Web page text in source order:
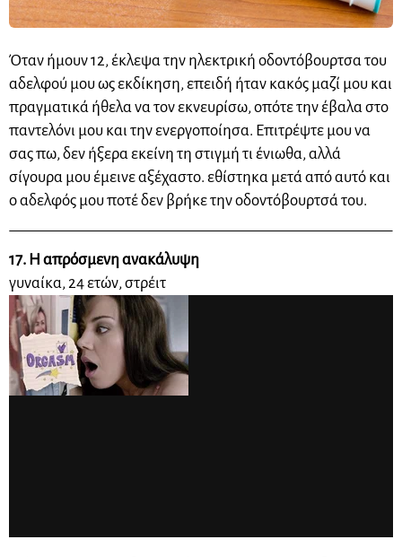
Όταν ήμουν 12, έκλεψα την ηλεκτρική οδοντόβουρτσα του
αδελφού μου ως εκδίκηση, επειδή ήταν κακός μαζί μου και
πραγματικά ήθελα να τον εκνευρίσω, οπότε την έβαλα στο
παντελόνι μου και την ενεργοποίησα. Επιτρέψτε μου να
σας πω, δεν ήξερα εκείνη τη στιγμή τι ένιωθα, αλλά
σίγουρα μου έμεινε αξέχαστο. εθίστηκα μετά από αυτό και
ο αδελφός μου ποτέ δεν βρήκε την οδοντόβουρτσά του.
17. Η απρόσμενη ανακάλυψη
γυναίκα, 24 ετών, στρέιτ